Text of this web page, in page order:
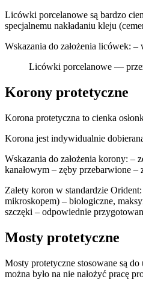
Licówki porcelanowe są bardzo
specjalnemu nakładaniu kleju
Wskazania do założenia licówek:
Licówki porcelanowe —
Korony protetyczne
Korona protetyczna to cienka
Korona jest indywidualnie
Wskazania do założenia korony: –
kanałowym – zęby przebarwione
Zalety koron w standardzie
mikroskopem) – biologiczne,
szczęki – odpowiednie
Mosty protetyczne
Mosty protetyczne stosowane są
można było na nie nałożyć pracę